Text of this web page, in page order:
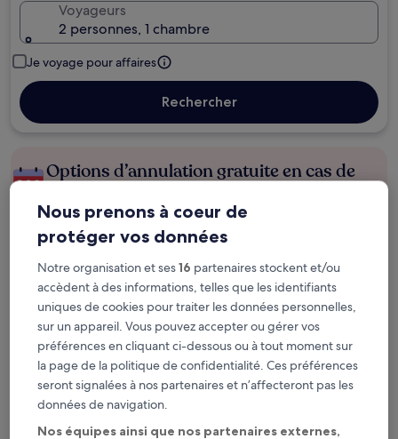
Voyageurs
2 personnes, 1 chambre
Je voyage pour affaires
Rechercher
Options d’annulation gratuite en cas de
Gagnez des récompenses pour chaque
Économisez plus grâce aux Prix membres
Consultez les prix pour ces dates
Ce soir
6 août - 7 août
7 août - 8 août
Nous prenons à coeur de
protéger vos données
Notre organisation et ses16 partenaires stockent et/ou
accèdent à des informations, telles que les identifiants
uniques de cookies pour traiter les données personnelles,
sur un appareil. Vous pouvez accepter ou gérer vos
préférences en cliquant ci-dessous ou à tout moment sur
la page de la politique de confidentialité. Ces préférences
seront signalées à nos partenaires et n’affecteront pas les
données de navigation.
Nos équipes ainsi que nos partenaires externes,